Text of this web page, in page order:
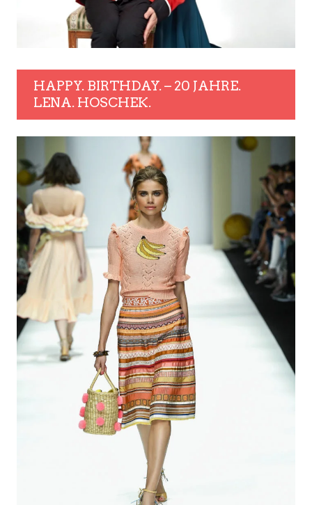
HAPPY. BIRTHDAY. – 20 JAHRE.
LENA. HOSCHEK.